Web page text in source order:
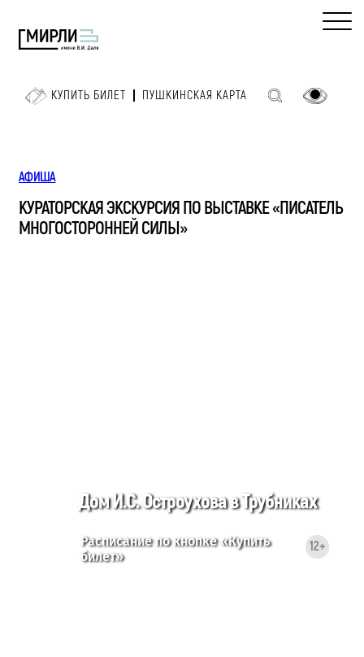
КУПИТЬ БИЛЕТ ПУШКИНСКАЯ КАРТА
АФИША
КУРАТОРСКАЯ ЭКСКУРСИЯ ПО ВЫСТАВКЕ «ПИСАТЕЛЬ
МНОГОСТОРОННЕЙ СИЛЫ»
Дом И.С. Остроухова в Трубниках
Расписание по кнопке «Купить
билет»
12+